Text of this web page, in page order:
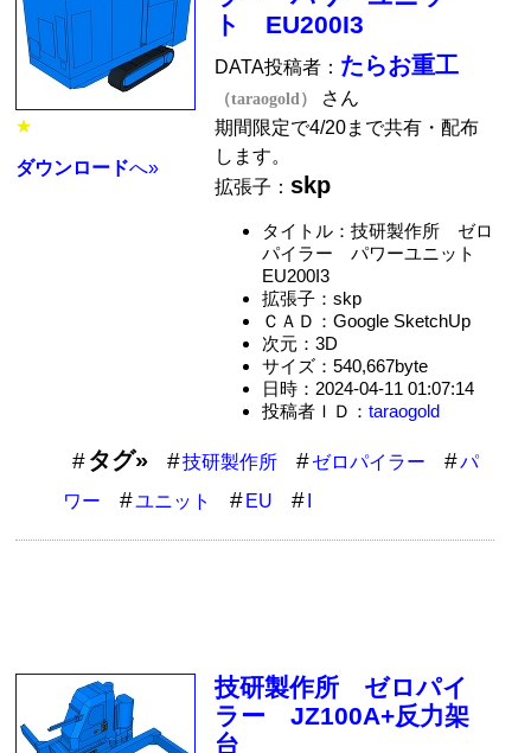
★
ダウンロードへ»
ト EU200I3
DATA投稿者： たらお重工
（taraogold）
さん
期間限定で4/20まで共有・配布
します。
拡張子：skp
タイトル：技研製作所 ゼロ
パイラー パワーユニット
EU200I3
拡張子：skp
ＣＡＤ：Google SketchUp
次元：3D
サイズ：540,667byte
日時：2024-04-11 01:07:14
投稿者ＩＤ： taraogold
タグ» 技研製作所 ゼロパイラー
パ
ワー
ユニット EU
技研製作所 ゼロパイ
ラー JZ100A+反力架
台